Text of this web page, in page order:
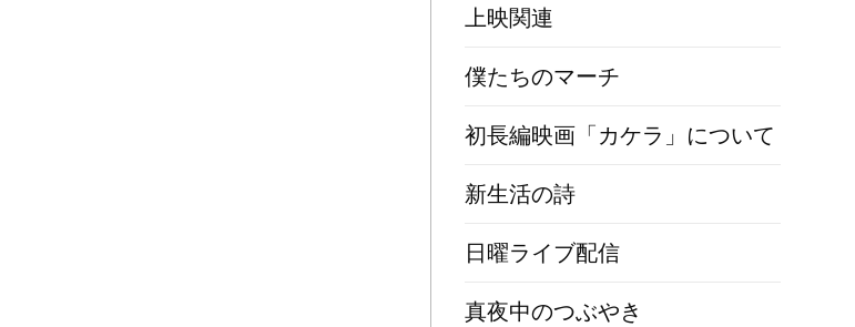
上映関連
僕たちのマーチ
初長編映画「カケラ」について
新生活の詩
日曜ライブ配信
真夜中のつぶやき